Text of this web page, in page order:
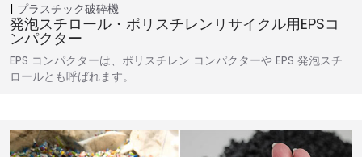
プラスチック破砕機
発泡スチロール・ポリスチレンリサイクル用EPSコ
ンパクター
EPS コンパクターは、ポリスチレン コンパクターや EPS 発泡スチ
ロールとも呼ばれます。